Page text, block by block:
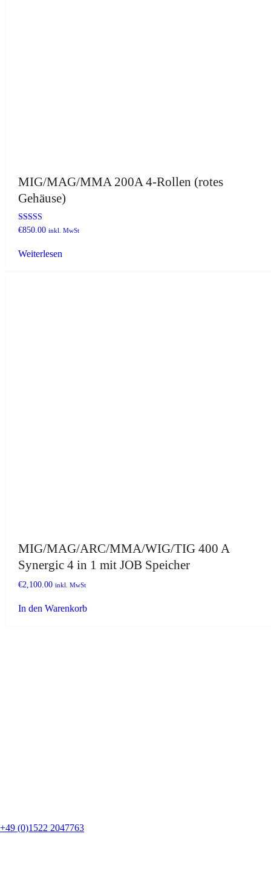
MIG/MAG/MMA 200A 4-Rollen (rotes
Gehäuse)
Bewertet
von 5
€850.00 inkl. MwSt
Weiterlesen
MIG/MAG/ARC/MMA/WIG/TIG 400 A
Synergic 4 in 1 mit JOB Speicher
€2,100.00 inkl. MwSt
In den Warenkorb
+49 (0)1522 2047763